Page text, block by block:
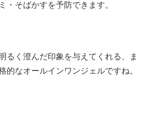
・そばかすを予防できます。
るく澄んだ印象を与えてくれる、ま
的なオールインワンジェルですね。